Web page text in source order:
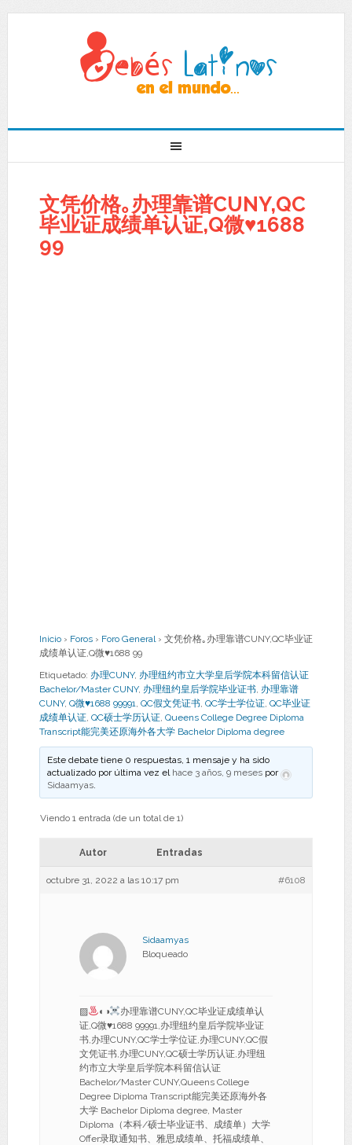
文凭价格｡办理靠谱CUNY,QC
毕业证成绩单认证,Q微♥1688
99
Inicio › Foros › Foro General › 文凭价格｡办理靠谱CUNY,QC毕业证
成绩单认证,Q微♥1688 99
Etiquetado: 办理CUNY, 办理纽约市立大学皇后学院本科留信认证
Bachelor/Master CUNY, 办理纽约皇后学院毕业证书, 办理靠谱
CUNY, Q微♥1688 99991, QC假文凭证书, QC学士学位证, QC毕业证
成绩单认证, QC硕士学历认证, Queens College Degree Diploma
Transcript能完美还原海外各大学 Bachelor Diploma degree
Este debate tiene 0 respuestas, 1 mensaje y ha sido
actualizado por última vez el hace 3 años, 9 meses por
Sidaamyas.
Viendo 1 entrada (de un total de 1)
Autor Entradas
octubre 31, 2022 a las 10:17 pm #6108
Sidaamyas
Bloqueado
▨ ◐◑
办理靠谱CUNY,QC毕业证成绩单认
证,Q微♥1688 99991,办理纽约皇后学院毕业证
书,办理CUNY,QC学士学位证,办理CUNY,QC假
文凭证书,办理CUNY,QC硕士学历认证,办理纽
约市立大学皇后学院本科留信认证
Bachelor/Master CUNY,Queens College
Degree Diploma Transcript能完美还原海外各
大学 Bachelor Diploma degree, Master
Diploma（本科/硕士毕业证书、成绩单）大学
Offer录取通知书、雅思成绩单、托福成绩单、